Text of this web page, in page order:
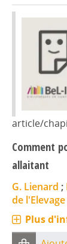
article/
Comment
allaitant
G. Lienard ;
de l'Elevage
Plus